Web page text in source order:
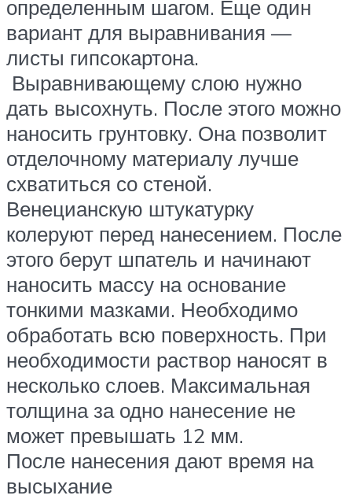
определенным шагом. Еще один
вариант для выравнивания —
листы гипсокартона.
Выравнивающему слою нужно
дать высохнуть. После этого можно
наносить грунтовку. Она позволит
отделочному материалу лучше
схватиться со стеной.
Венецианскую штукатурку
колеруют перед нанесением. После
этого берут шпатель и начинают
наносить массу на основание
тонкими мазками. Необходимо
обработать всю поверхность. При
необходимости раствор наносят в
несколько слоев. Максимальная
толщина за одно нанесение не
может превышать 12 мм.
После нанесения дают время на
высыхание